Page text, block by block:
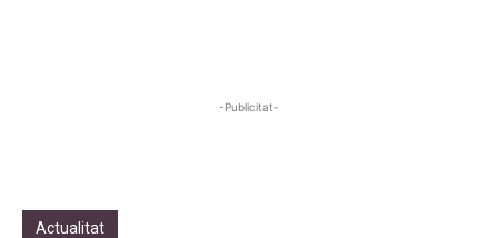
-Publicitat-
Actualitat